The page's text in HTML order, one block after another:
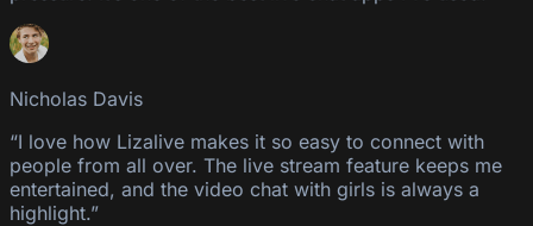
Nicholas Davis
“I love how Lizalive makes it so easy to connect with
people from all over. The live stream feature keeps me
entertained, and the video chat with girls is always a
highlight.”